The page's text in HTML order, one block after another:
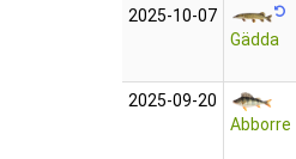
2025‑10‑07
Gädda
2025‑09‑20
Abborre